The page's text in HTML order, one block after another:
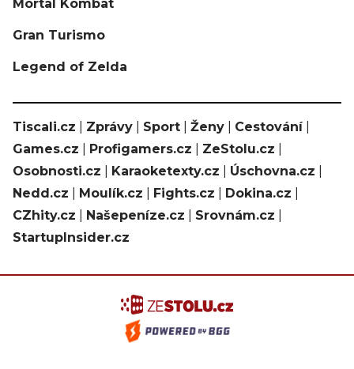
Mortal Kombat
Gran Turismo
Legend of Zelda
Tiscali.cz Zprávy Sport Ženy Cestování|
Games.cz
Profigamers.cz ZeStolu.cz
Osobnosti.cz
Karaoketexty.cz Úschovna.cz
Nedd.cz
Moulík.cz Fights.cz Dokina.cz
CZhity.cz
Našepeníze.cz Srovnám.cz
StartupInsider.cz